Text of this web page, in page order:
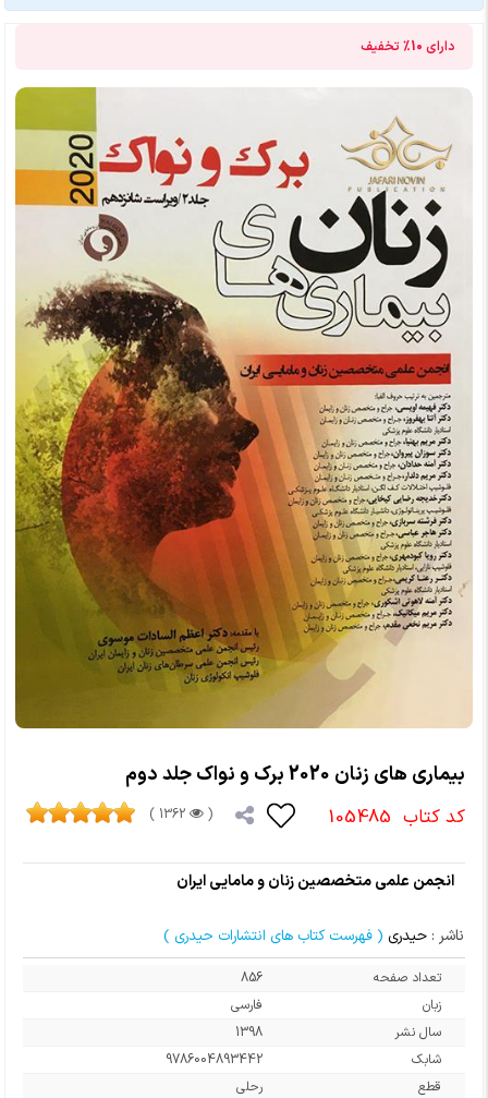
دارای 10% تخفیف
بیماری های زنان 2020 برک و نواک جلد دوم
کد کتاب 105485
(
1362 )
انجمن علمی متخصصین زنان و مامایی ایران
ناشر : حیدری ( فهرست کتاب های انتشارات حیدری )
تعداد صفحه
856
زبان
فارسی
سال نشر
1398
شابک
9786004893442
قطع
رحلی